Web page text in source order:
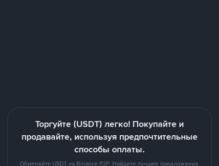
Торгуйте (USDT) легко! Покупайте и
продавайте, используя предпочтительные
способы оплаты.
Обменяйте USDT на Binance P2P. Найдите лучшее предложение,